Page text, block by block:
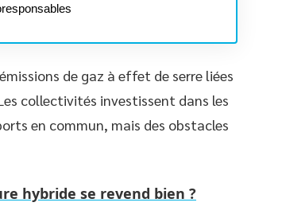
de gaz à effet de serre liées
collectivités investissent dans les
en commun, mais des obstacles
hybride se revend bien ?